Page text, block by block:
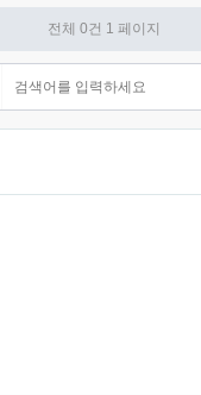
전체 0건 1 페이지